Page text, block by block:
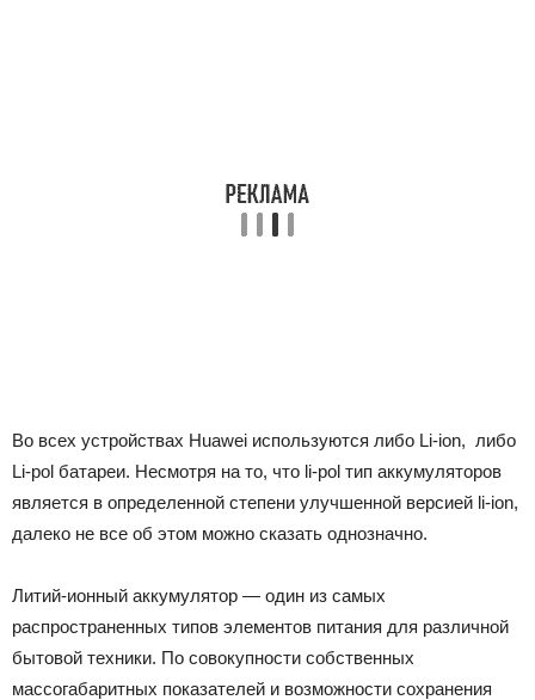
Во всех устройствах Huawei используются либо Li-ion, либо
Li-pol батареи. Несмотря на то, что li-pol тип аккумуляторов
является в определенной степени улучшенной версией li-ion,
далеко не все об этом можно сказать однозначно.
Литий-ионный аккумулятор — один из самых
распространенных типов элементов питания для различной
бытовой техники. По совокупности собственных
массогабаритных показателей и возможности сохранения